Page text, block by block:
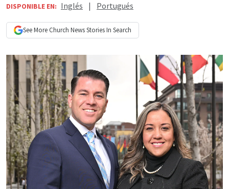
DISPONIBLE EN: Inglés | Portugués
See More Church NewsStories In Search